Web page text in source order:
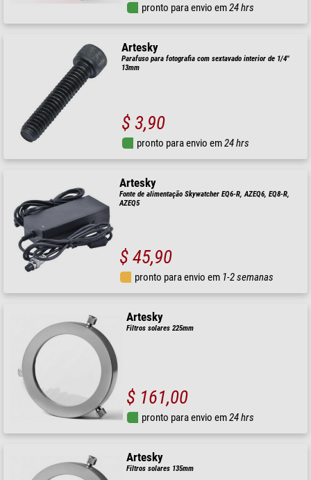
pronto para envio em24 hrs
Artesky
Parafuso para fotografia com sextavado interior de 1/4"
13mm
$ 3,90
pronto para envio em24 hrs
Artesky
Fonte de alimentação Skywatcher EQ6-R, AZEQ6, EQ8-R,
AZEQ5
$ 45,90
pronto para envio em 1-2 semanas
Artesky
Filtros solares 225mm
$ 161,00
pronto para envio em24 hrs
Artesky
Filtros solares 135mm